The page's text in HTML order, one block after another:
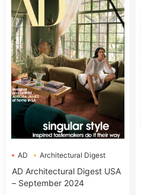
AD Architectural Digest
AD Architectural Digest USA
– September 2024